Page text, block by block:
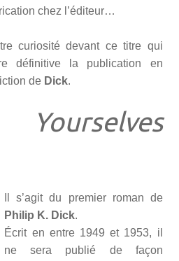
chez l’éditeur…
curiosité devant ce titre qui
définitive la publication en
de Dick.
Il s’agit du premier roman de
Philip K. Dick.
Écrit en entre 1949 et 1953, il
ne sera publié de façon